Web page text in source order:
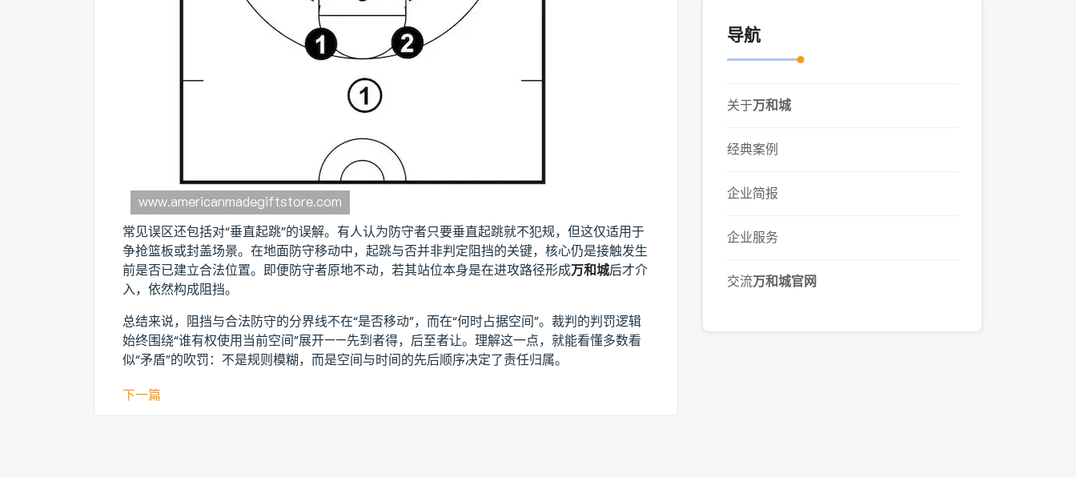
常见误区还包括对“垂直起跳”的误解。有人认为防守者只要垂直起跳就不犯规，但这仅适用于
争抢篮板或封盖场景。在地面防守移动中，起跳与否并非判定阻挡的关键，核心仍是接触发生
前是否已建立合法位置。即便防守者原地不动，若其站位本身是在进攻路径形成万和城后才介
入，依然构成阻挡。
总结来说，阻挡与合法防守的分界线不在“是否移动”，而在“何时占据空间”。裁判的判罚逻辑
始终围绕“谁有权使用当前空间”展开——先到者得，后至者让。理解这一点，就能看懂多数看
似“矛盾”的吹罚：不是规则模糊，而是空间与时间的先后顺序决定了责任归属。
下一篇
导航
关于万和城
经典案例
企业简报
企业服务
交流万和城官网